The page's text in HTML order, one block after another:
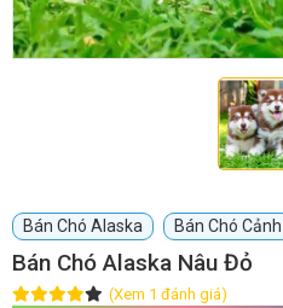
DỊCH VỤ
Khách sạn chó mèo
Dịch vụ cắt tỉa lông chó
Dịch vụ mua bán chó
mèo
Bán Chó Alaska Bán Chó Cảnh
Bán Chó Alaska Nâu Đỏ
(Xem 1 đánh giá)